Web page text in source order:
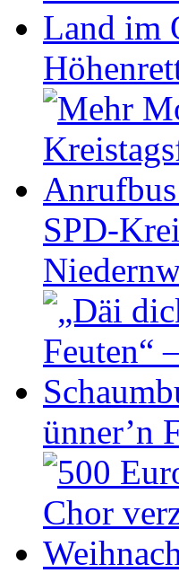
SPD-
ünner’n